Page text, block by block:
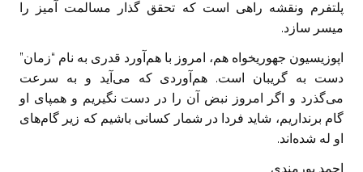
پلتفرم ونقشه راهی است که تحقق گذار مسالمت آمیز را
میسر سازد.
اپوزیسیون جهوریخواه هم، امروز با هم‌آورد قدری به نام “زمان”
دست به گریبان است. هم‌آوردی که می‌آید و به سرعت
می‌گذرد و اگر امروز نبض آن را در دست نگیریم و همپای او
گام برنداریم، شاید فردا در شمار کسانی باشیم که زیر گام‌های
او له شده‌اند.
احمد پورمندی